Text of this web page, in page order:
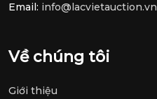
Email: info@lacvietauction.vn
Về chúng tôi
Giới thiệu